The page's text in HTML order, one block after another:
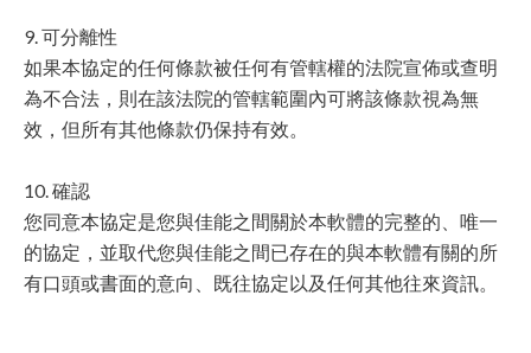
9. 可分離性
如果本協定的任何條款被任何有管轄權的法院宣佈或查明
為不合法，則在該法院的管轄範圍內可將該條款視為無
效，但所有其他條款仍保持有效。
10. 確認
您同意本協定是您與佳能之間關於本軟體的完整的、唯一
的協定，並取代您與佳能之間已存在的與本軟體有關的所
有口頭或書面的意向、既往協定以及任何其他往來資訊。